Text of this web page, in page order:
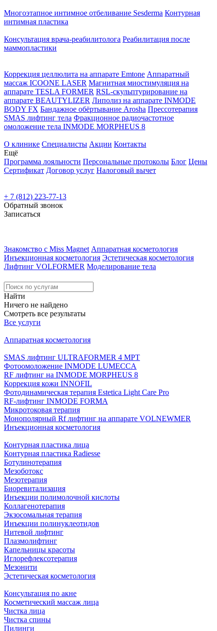
Многоэтапное интимное отбеливание Sesderma Контурная
интимная пластика
Консультация врача-реабилитолога Реабилитация после
маммопластики
Коррекция целлюлита на аппарате Emtone Аппаратный
массаж ICOONE LASER Магнитная миостимуляция на
аппарате TESLA FORMER RSL-скульптурирование на
аппарате BEAUTYLIZER Липолиз на аппарате INMODE
BODY FX Бандажное обёртывание Arosha Прессотерапия
SMAS лифтинг тела Фракционное радиочастотное
омоложение тела INMODE MORPHEUS 8
О клинике Специалисты Акции Контакты
Ещё
Программа лояльности Персональные протоколы Блог Цены
Сертификат Договор услуг Налоговый вычет
+ 7 (812) 223-77-13
Обратный звонок
Записаться
Знакомство с Miss Magnet Аппаратная косметология
Инъекционная косметология Эстетическая косметология
Лифтинг VOLFORMER Моделирование тела
Найти
Ничего не найдено
Смотреть все результаты
Все услуги
Аппаратная косметология
SMAS лифтинг ULTRAFORMER 4 MРТ
Фотоомоложение INMODE LUMECCA
RF лифтинг на INMODE MORPHEUS 8
Коррекция кожи INNOFIL
Фотодинамическая терапия Estetica Light Care Pro
RF-лифтинг INMODE FORMA
Микротоковая терапия
Монополярный Rf лифтинг на аппарате VOLNEWMER
Инъекционная косметология
Контурная пластика лица
Контурная пластика Radiesse
Ботулинотерапия
Мезоботокс
Мезотерапия
Биоревитализация
Инъекции полимолочной кислоты
Коллагенотерапия
Экзосомальная терапия
Инъекции полинуклеотидов
Нитевой лифтинг
Плазмолифтинг
Капельницы красоты
Иглорефлексотерапия
Мезонити
Эстетическая косметология
Консультация по акне
Косметический массаж лица
Чистка лица
Чистка спины
Пилинги